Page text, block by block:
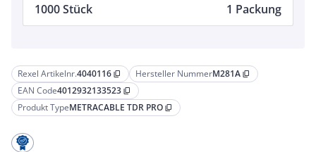
Rexel Artikelnr.4040116 content_copy Hersteller NummerM281A content_copy
EAN Code4012932133523 content_copy
Produkt TypeMETRACABLE TDR PRO content_copy
1000 Stück 1 Packung